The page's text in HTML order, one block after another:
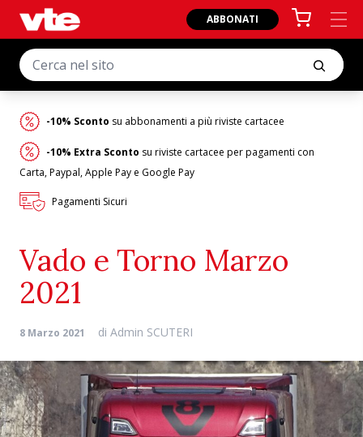
ABBONATI
-10% Sconto su abbonamenti a più riviste cartacee
-10% Extra Sconto su riviste cartacee per pagamenti con
Carta, Paypal, Apple Pay e Google Pay
Pagamenti Sicuri
Vado e Torno Marzo
2021
8 Marzo 2021 di Admin SCUTERI